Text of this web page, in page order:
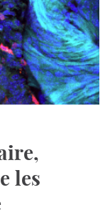
les